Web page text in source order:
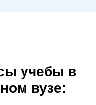
учебы в
вузе: